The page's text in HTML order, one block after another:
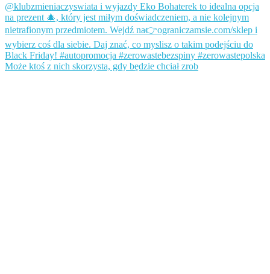
Może ktoś z nich skorzysta, gdy będzie chciał zrob